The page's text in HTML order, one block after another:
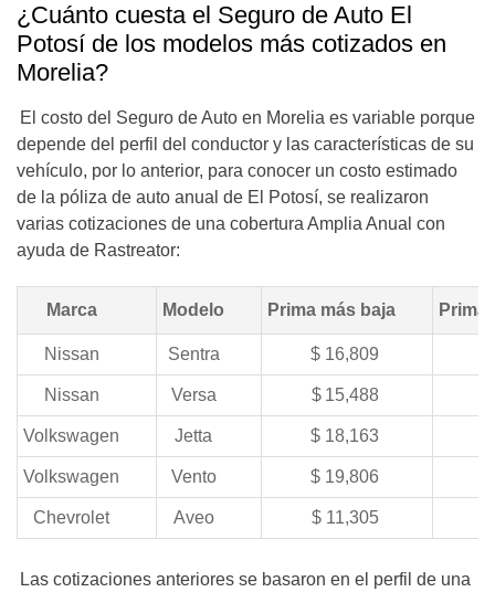
¿Cuánto cuesta el Seguro de Auto El
Potosí de los modelos más cotizados en
Morelia?
El costo del Seguro de Auto en Morelia es variable porque
depende del perfil del conductor y las características de su
vehículo, por lo anterior, para conocer un costo estimado
de la póliza de auto anual de El Potosí, se realizaron
varias cotizaciones de una cobertura Amplia Anual con
ayuda de Rastreator:
Marca Modelo Prima más baja
Nissan Sentra $ 16,809
Nissan Versa $ 15,488
Volkswagen Jetta $ 18,163
Volkswagen Vento $ 19,806
Chevrolet Aveo $ 11,305
Las cotizaciones anteriores se basaron en el perfil de una